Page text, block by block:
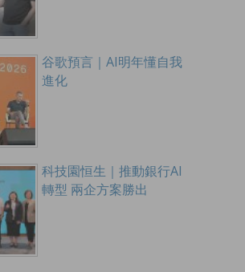
谷歌預言｜AI明年懂自我
進化
科技園恒生｜推動銀行AI
轉型 兩企方案勝出